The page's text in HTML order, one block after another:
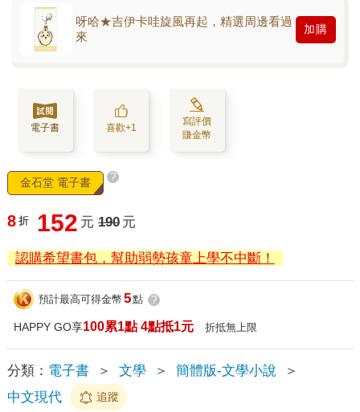
呀哈★吉伊卡哇旋風再起，精選周邊看過
來
加購
電子書 喜歡+1
寫評價
賺金幣
金石堂 電子書 ?
8 折 152 元 190 元
認購希望書包，幫助弱勢孩童上學不中斷！
預計最高可得金幣 5點 ?
HAPPY GO享100累1點 4點抵1元 折抵無上限
分類： 電子書 ＞ 文學 ＞ 簡體版-文學小說
＞
中文現代
追蹤